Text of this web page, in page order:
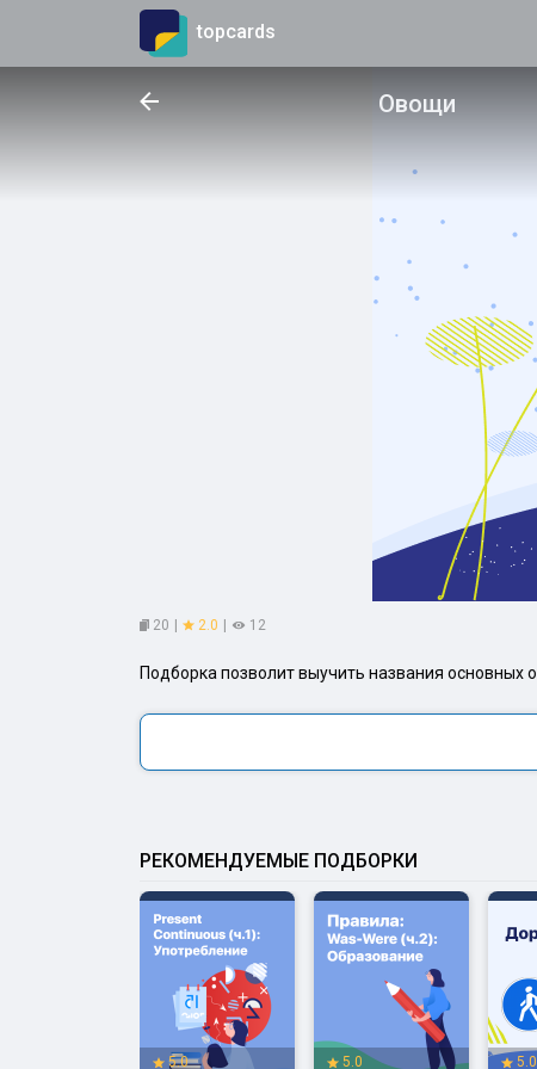
topcards
Овощи
20 | 2.0 | 12
Подборка позволит выучить названия основных
РЕКОМЕНДУЕМЫЕ ПОДБОРКИ
5.0 5.0 5.0